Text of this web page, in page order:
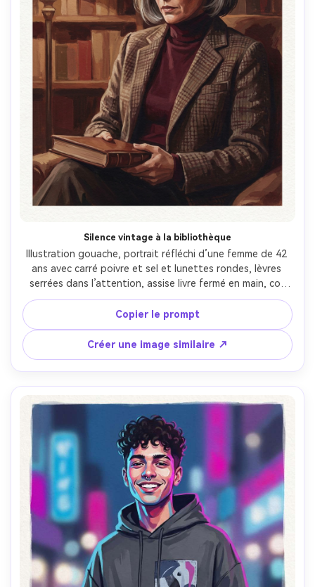
Silence vintage à la bibliothèque
Illustration gouache, portrait réfléchi d’une femme de 42
ans avec carré poivre et sel et lunettes rondes, lèvres
serrées dans l’attention, assise livre fermé en main, col
roulé bordeaux et veste tweed, décor de bibliothèque
vintage réduit à des rayonnages chaleureux et rectangles
doux, lumière de lampe tungstène et ombres profondes
réconfortantes, couches gouache mates, pinceau
contrôlé, grain de papier subtil, bruns riches et rouges
vin, composition intime centrée sur le visage, ambiance
intellectuelle calme, objectif 85mm, faible profondeur de
champ --ar 4:5
Copier le prompt
Créer une image similaire ↗